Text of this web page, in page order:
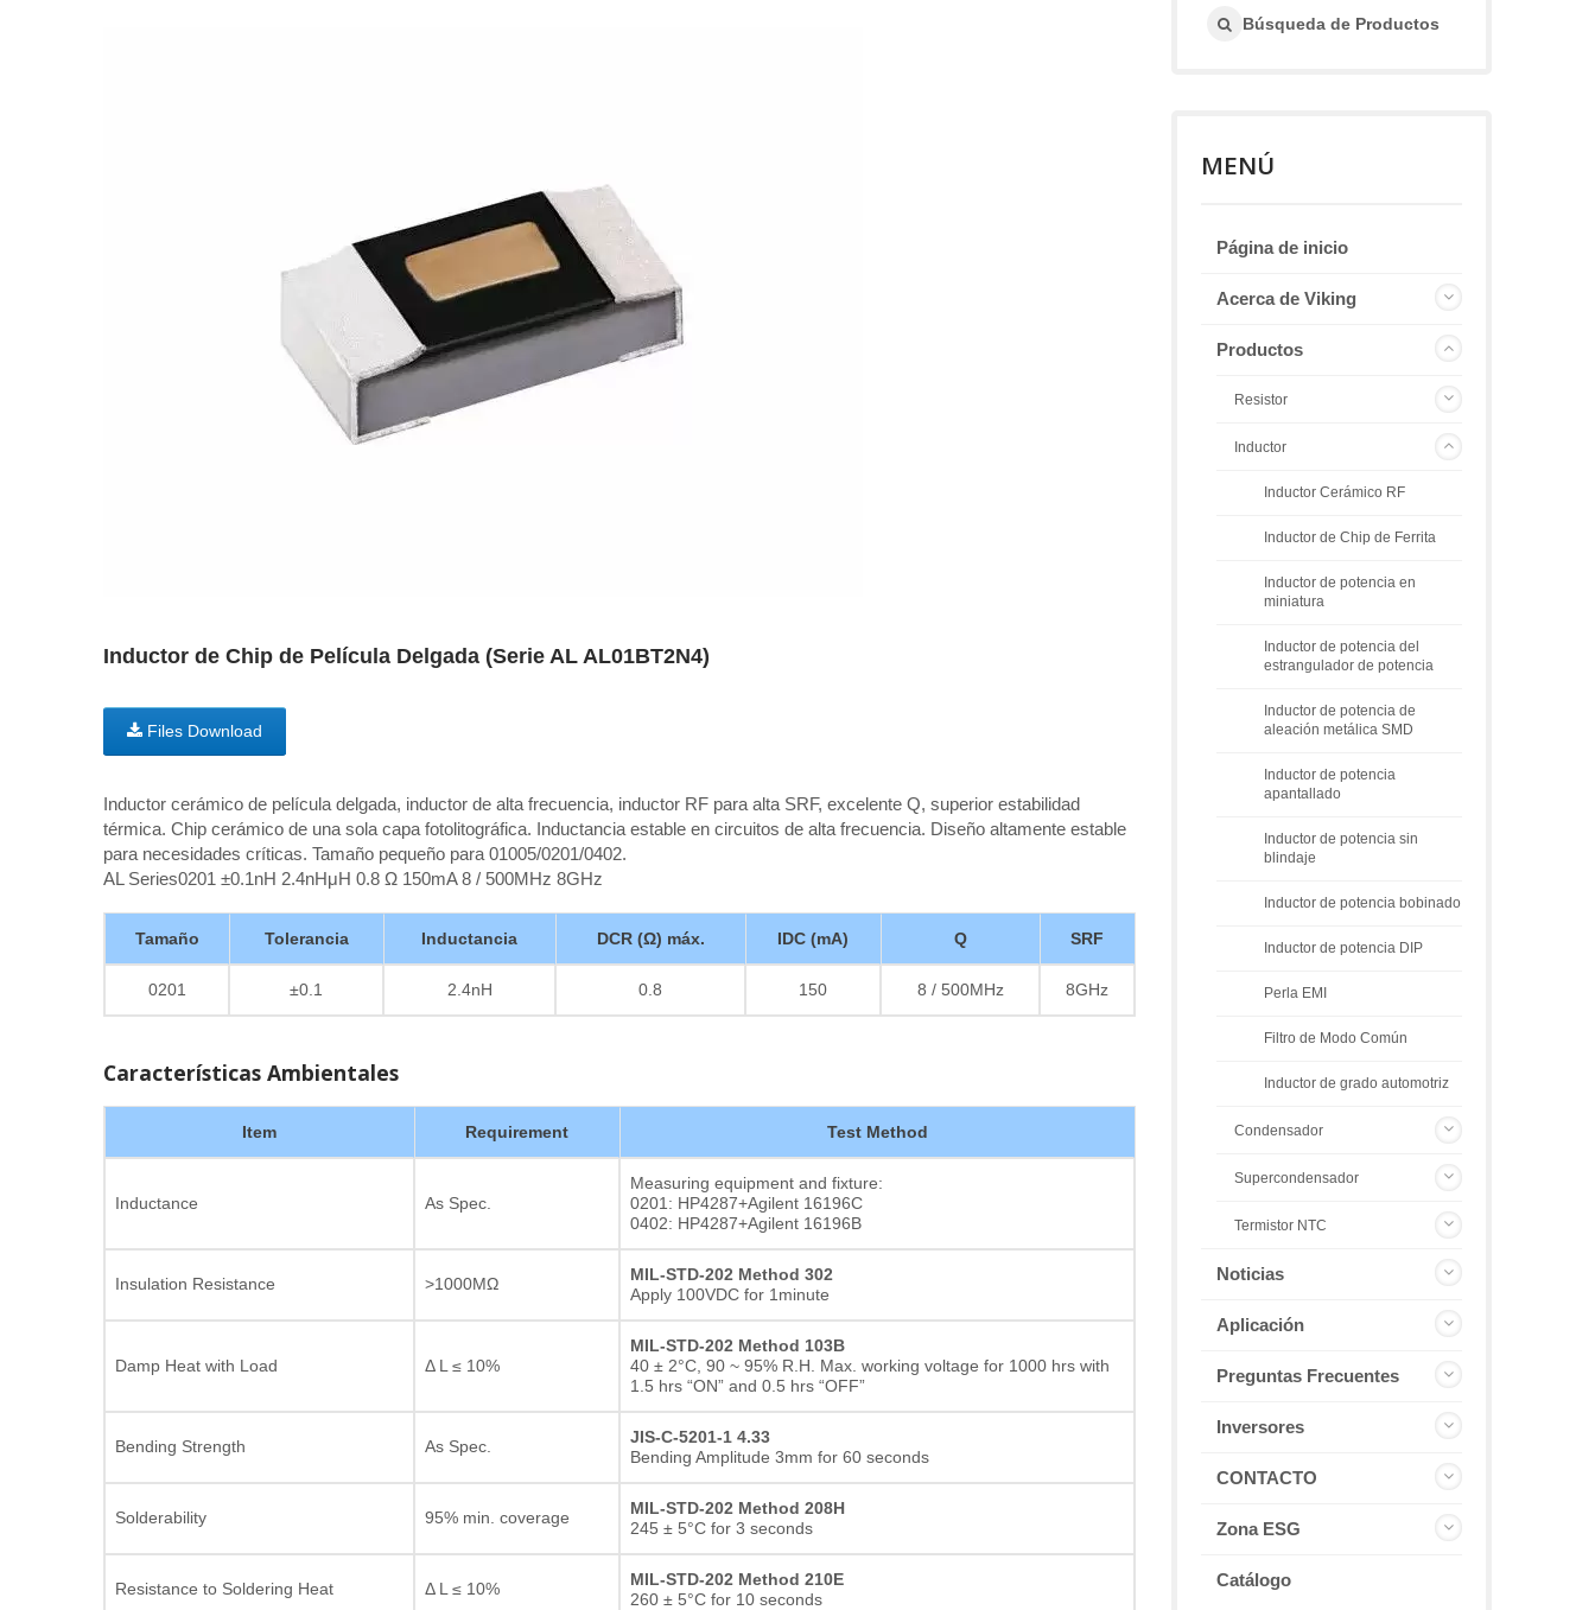
Inductor de Chip de Película Delgada (Serie AL AL01BT2N4)
Files Download
Inductor cerámico de película delgada, inductor de alta frecuencia, inductor RF para alta SRF, excelente Q, superior estabilidad
térmica. Chip cerámico de una sola capa fotolitográfica. Inductancia estable en circuitos de alta frecuencia. Diseño altamente estable
para necesidades críticas. Tamaño pequeño para 01005/0201/0402.
AL Series0201 ±0.1nH 2.4nHμH 0.8 Ω 150mA 8 / 500MHz 8GHz
Tamaño Tolerancia Inductancia DCR (Ω) máx. IDC (mA) Q SRF
0201 ±0.1 2.4nH 0.8 150 8 / 500MHz 8GHz
Características Ambientales
Item Requirement Test Method
Inductance As Spec.
Measuring equipment and fixture:
0201: HP4287+Agilent 16196C
0402: HP4287+Agilent 16196B
Insulation Resistance >1000MΩ
MIL-STD-202 Method 302
Apply 100VDC for 1minute
Damp Heat with Load Δ L ≤ 10%
MIL-STD-202 Method 103B
40 ± 2°C, 90 ~ 95% R.H. Max. working voltage for 1000 hrs with
1.5 hrs “ON” and 0.5 hrs “OFF”
Bending Strength As Spec.
JIS-C-5201-1 4.33
Bending Amplitude 3mm for 60 seconds
Solderability 95% min. coverage
MIL-STD-202 Method 208H
245 ± 5°C for 3 seconds
Resistance to Soldering Heat Δ L ≤ 10%
MIL-STD-202 Method 210E
260 ± 5°C for 10 seconds
Búsqueda de Productos
MENÚ
Página de inicio
Acerca de Viking
Productos
Resistor
Inductor
Inductor Cerámico RF
Inductor de Chip de Ferrita
Inductor de potencia en
miniatura
Inductor de potencia del
estrangulador de potencia
Inductor de potencia de
aleación metálica SMD
Inductor de potencia
apantallado
Inductor de potencia sin
blindaje
Inductor de potencia bobinado
Inductor de potencia DIP
Perla EMI
Filtro de Modo Común
Inductor de grado automotriz
Condensador
Supercondensador
Termistor NTC
Noticias
Aplicación
Preguntas Frecuentes
Inversores
CONTACTO
Zona ESG
Catálogo